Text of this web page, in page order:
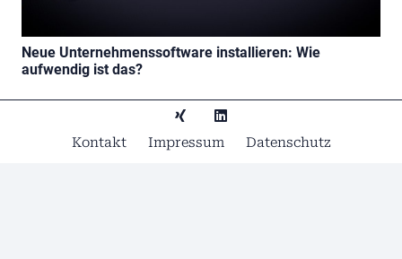
Neue Unternehmenssoftware installieren: Wie
aufwendig ist das?
Kontakt Impressum Datenschutz